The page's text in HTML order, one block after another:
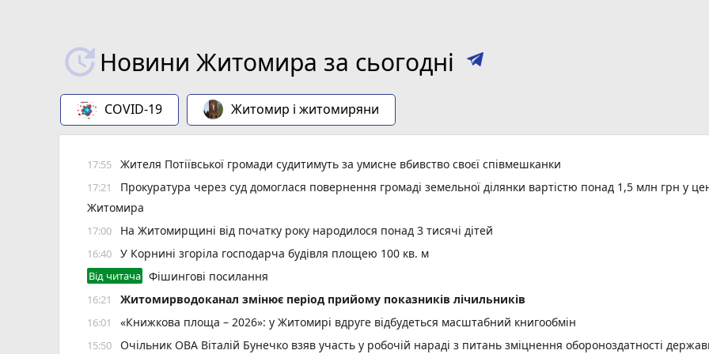
Новини Житомира за сьогодні
COVID-19 Житомир і житомиряни
17:55 Жителя Потіївської громади судитимуть за умисне вбивство своєї співмешканки
17:21
Прокуратура через суд домоглася повернення громаді земельної ділянки вартістю понад 1,5 млн грн у
Житомира
17:00 На Житомирщині від початку року народилося понад 3 тисячі дітей
16:40 У Корнині згоріла господарча будівля площею 100 кв. м
Від читача Фішингові посилання
16:21 Житомирводоканал змінює період прийому показників лічильників
16:01 «Книжкова площа – 2026»: у Житомирі вдруге відбудеться масштабний книгообмін
15:50 Очільник ОВА Віталій Бунечко взяв участь у робочій нараді з питань зміцнення обороноздатності